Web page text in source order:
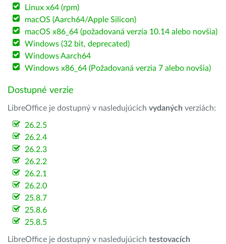
Linux x64 (rpm)
macOS (Aarch64/Apple Silicon)
macOS x86_64 (požadovaná verzia 10.14 alebo novšia)
Windows (32 bit, deprecated)
Windows Aarch64
Windows x86_64 (Požadovaná verzia 7 alebo novšia)
Dostupné verzie
LibreOffice je dostupný v nasledujúcich vydaných verziách:
26.2.5
26.2.4
26.2.3
26.2.2
26.2.1
26.2.0
25.8.7
25.8.6
25.8.5
LibreOffice je dostupný v nasledujúcich testovacích